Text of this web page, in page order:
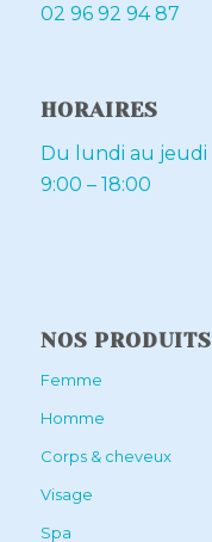
02 96 92 94 87
HORAIRES
Du lundi au jeudi
9:00 – 18:00
NOS PRODUITS
Femme
Homme
Corps & cheveux
Visage
Spa